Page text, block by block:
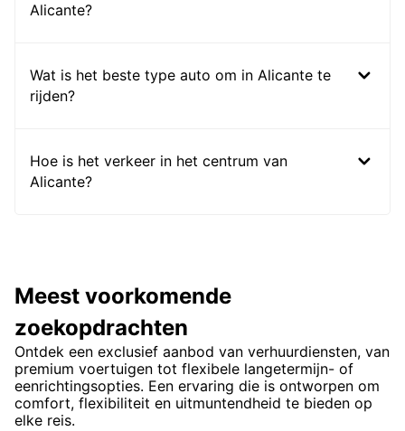
Alicante?
Wat is het beste type auto om in Alicante te
rijden?
Hoe is het verkeer in het centrum van
Alicante?
Meest voorkomende
zoekopdrachten
Ontdek een exclusief aanbod van verhuurdiensten, van
premium voertuigen tot flexibele langetermijn- of
eenrichtingsopties. Een ervaring die is ontworpen om
comfort, flexibiliteit en uitmuntendheid te bieden op
elke reis.